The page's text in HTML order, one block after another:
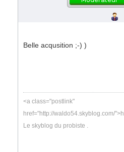
Belle acqusition ;-) )
<a class="postlink"
href="http://waldo54.skyblog.com/
Le skyblog du probiste .